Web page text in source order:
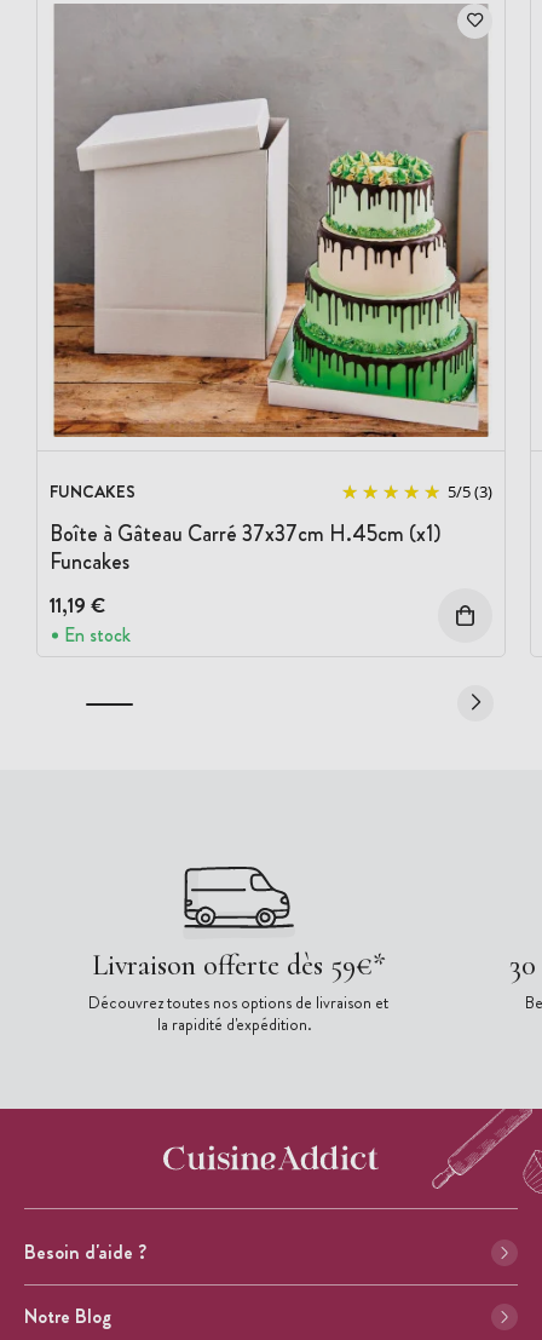
FUNCAKES 5/5(3)
Boîte à Gâteau Carré 37x37cm H.45cm (x1)
Funcakes
11,19 €
En stock
Livraison offerte dès 59€*
Découvrez toutes nos options de livraison et
la rapidité d'expédition.
Besoin d'aide ?
Notre Blog